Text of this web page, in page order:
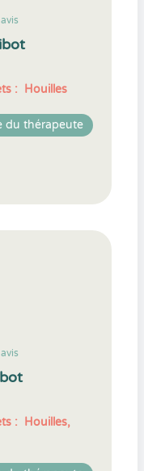
: Houilles
du thérapeute
: Houilles,